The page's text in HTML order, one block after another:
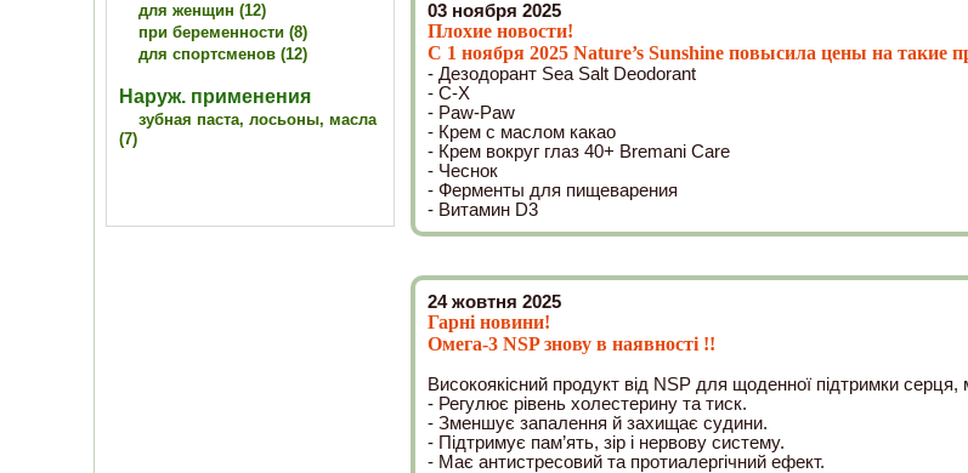
для женщин (12)
при беременности (8)
для спортсменов (12)
Наруж. применения
зубная паста, лосьоны, масла
(7)
03 ноября 2025
Плохие новости!
С 1 ноября 2025 Nature’s Sunshine повысила цены на такие
- Дезодорант Sea Salt Deodorant
- C-X
- Paw-Paw
- Крем с маслом какао
- Крем вокруг глаз 40+ Bremani Care
- Чеснок
- Ферменты для пищеварения
- Витамин D3
24 жовтня 2025
Гарні новини!
Омега-3 NSP знову в наявності !!
Високоякісний продукт від NSP для щоденної підтримки серця,
- Регулює рівень холестерину та тиск.
- Зменшує запалення й захищає судини.
- Підтримує пам’ять, зір і нервову систему.
- Має антистресовий та протиалергічний ефект.